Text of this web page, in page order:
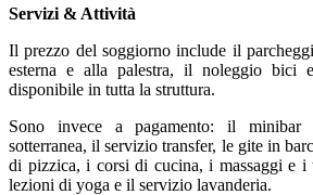
Servizi & Attività
Il prezzo del soggiorno include il
esterna e alla palestra, il noleggio bici
disponibile in tutta la struttura.
Sono invece a pagamento: il minibar
sotterranea, il servizio transfer, le gite in
di pizzica, i corsi di cucina, i massaggi e i
lezioni di yoga e il servizio lavanderia.